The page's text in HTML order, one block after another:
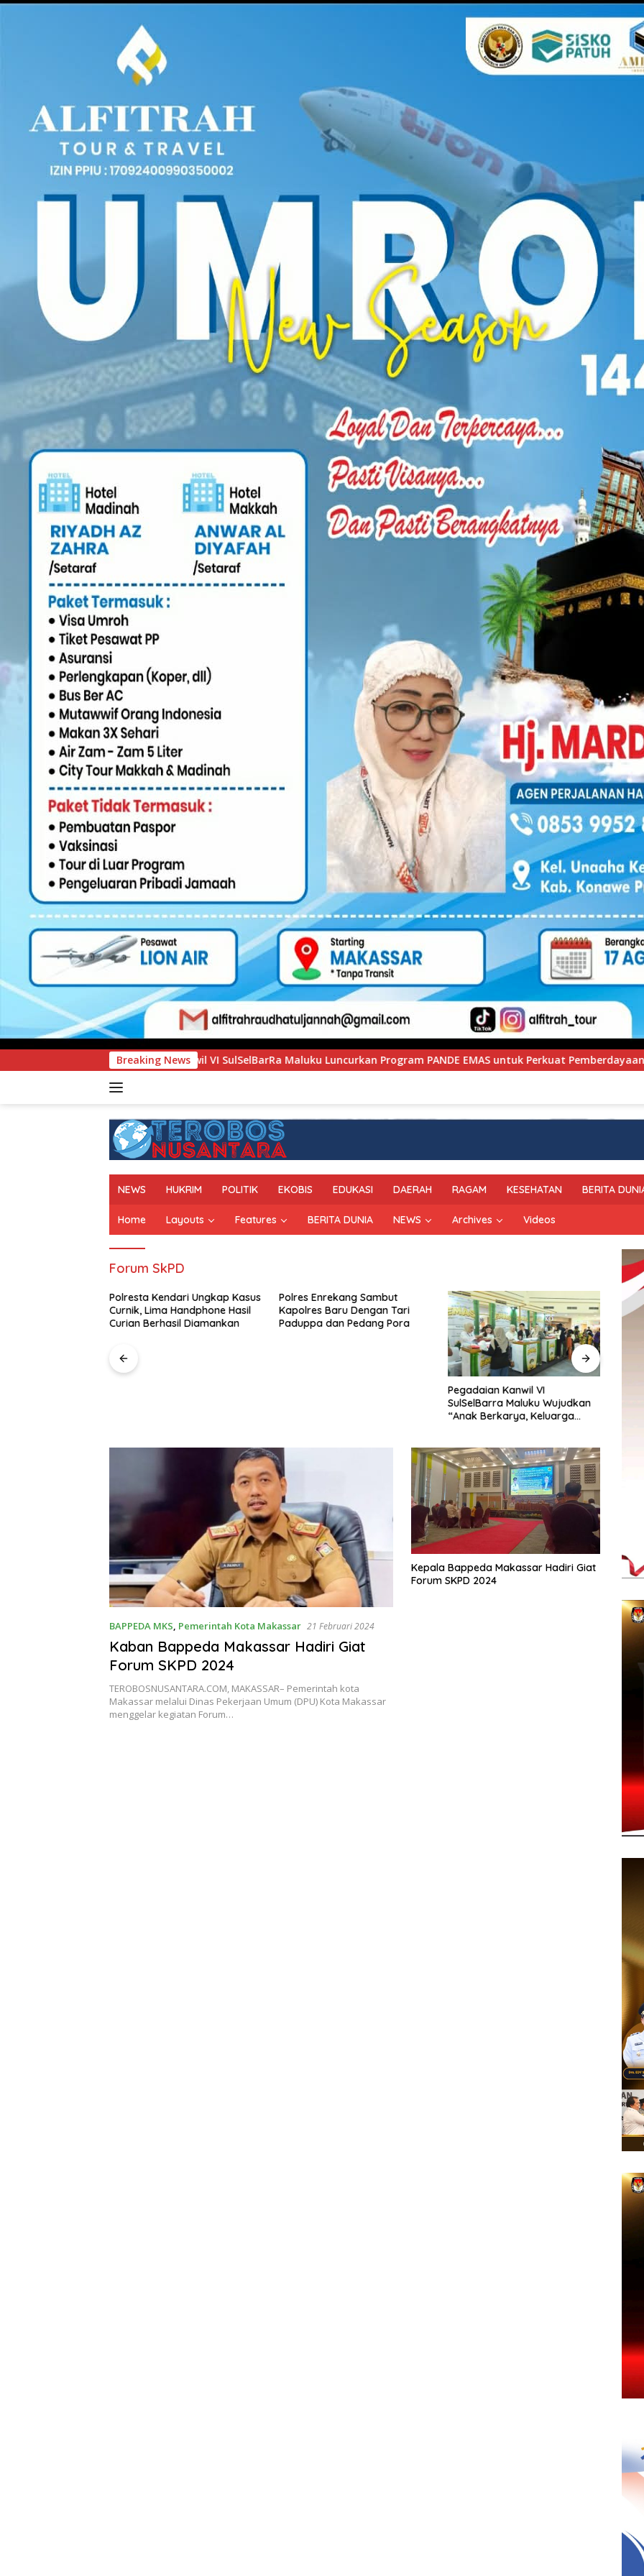
Breaking News
Kanwil VI SulSelBarRa Maluku Luncurkan Program PANDE EMAS untuk Perkuat Pemberdayaan Masyarakat Polresta
NEWS HUKRIM POLITIK EKOBIS EDUKASI DAERAH RAGAM KESEHATAN BERITA
Home Layouts Features BERITA DUNIA NEWS Archives Videos
Forum SkPD
Polresta Kendari Ungkap Kasus
Curnik, Lima Handphone Hasil
Curian Berhasil Diamankan
Polres Enrekang Sambut
Kapolres Baru Dengan Tari
Paduppa dan Pedang Pora
Pegadaian Kanwil VI
SulSelBarra Maluku Wujudkan
“Anak Berkarya, Keluarga
BAPPEDA MKS, Pemerintah Kota Makassar 21 Februari 2024
Kaban Bappeda Makassar Hadiri Giat
Forum SKPD 2024
TEROBOSNUSANTARA.COM, MAKASSAR– Pemerintah kota
Makassar melalui Dinas Pekerjaan Umum (DPU) Kota Makassar
menggelar kegiatan Forum…
Kepala Bappeda Makassar Hadiri Giat
Forum SKPD 2024